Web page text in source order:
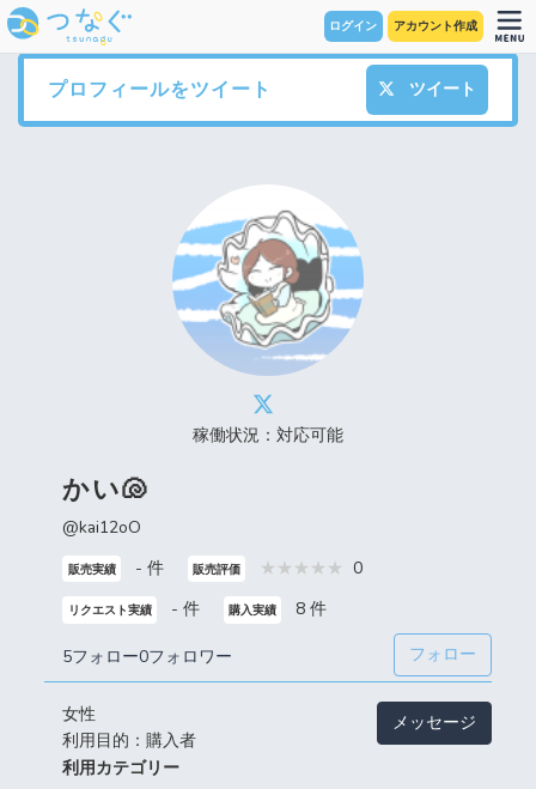
ログイン アカウント作成
プロフィールをツイート ツイート
稼働状況：対応可能
かい🐚
@kai12oO
販売実績 - 件 販売評価 0
リクエスト実績 - 件 購入実績 8 件
5フォロー0フォロワー フォロー
女性
利用目的：購入者
メッセージ
利用カテゴリー